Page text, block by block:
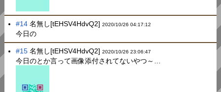
#14 名無し[tEHSV4HdvQ2]2020/10/26 04:17:12
今日の
#15 名無し[tEHSV4HdvQ2]2020/10/26 23:06:47
今日のとか言って画像添付されてないやつ～…